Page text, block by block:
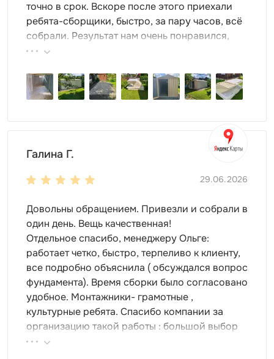
крючки и т.д.
Внешний вид контейнера выбирайте сами! Мы можем
предложить варианты на любой вкус:
базовый: из оцинкованной стали
различные расцветки RAL
В контейнер легко уместить абсолютно все. Это
заготовки, хоть 100 банок! А еще –
на то, что длина корпуса 2 м, контейнер очень
просторный.
Двускатная крыша контейнера обеспечивает
надежность. Ваше имущество будет под защитой.
Крыше не страшны суровые погодные условия:
ветер, снег и дождь.
Торцевая дверь позволит обеспечить удобный
доступ к внутреннему содержимому.
Настил пола -OSB плита 18 мм толщиной
(поставляется в комплекте).
точно в срок. Вскоре после этого приехали
ребята-сборщики, быстро, за пару часов, всё
собрали. Результат нам очень понравился,
поэтому всем советуем эту фирму.
Галина Г.
29.06.2026
Довольны обращением. Привезли и собрали в
один день. Вещь качественная!
Отдельное спасибо, менеджеру Ольге:
работает четко, быстро, терпеливо к клиенту,
все подробно объяснила ( обсуждался вопрос
фундамента). Время сборки было согласовано
удобное. Монтажники- грамотные ,
культурные ребята. Спасибо компании за
организацию такой работы : большой выбор
продукции, реальные цены.